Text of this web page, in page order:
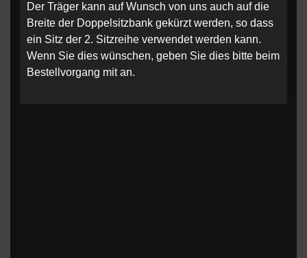
Der Träger kann auf Wunsch von uns auch auf die
Breite der Doppelsitzbank gekürzt werden, so dass
ein Sitz der 2. Sitzreihe verwendet werden kann.
Wenn Sie dies wünschen, geben Sie dies bitte beim
Bestellvorgang mit an.